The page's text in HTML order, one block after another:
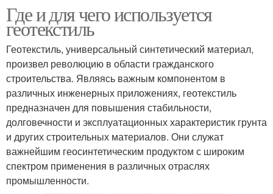
Где и для чего используется
геотекстиль
Геотекстиль, универсальный синтетический материал,
произвел революцию в области гражданского
строительства. Являясь важным компонентом в
различных инженерных приложениях, геотекстиль
предназначен для повышения стабильности,
долговечности и эксплуатационных характеристик грунта
и других строительных материалов. Они служат
важнейшим геосинтетическим продуктом с широким
спектром применения в различных отраслях
промышленности.